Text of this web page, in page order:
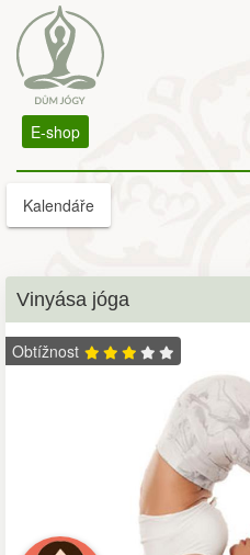
E-shop
Kalendáře
Vinyása jóga
Obtížnost